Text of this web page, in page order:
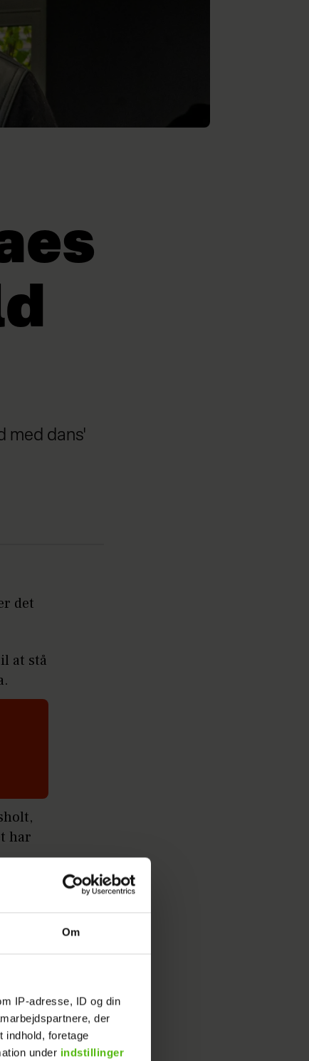
Om
IP-adresse, ID og din
der
indhold, foretage
under indstillinger
med dans'
det
at stå
har